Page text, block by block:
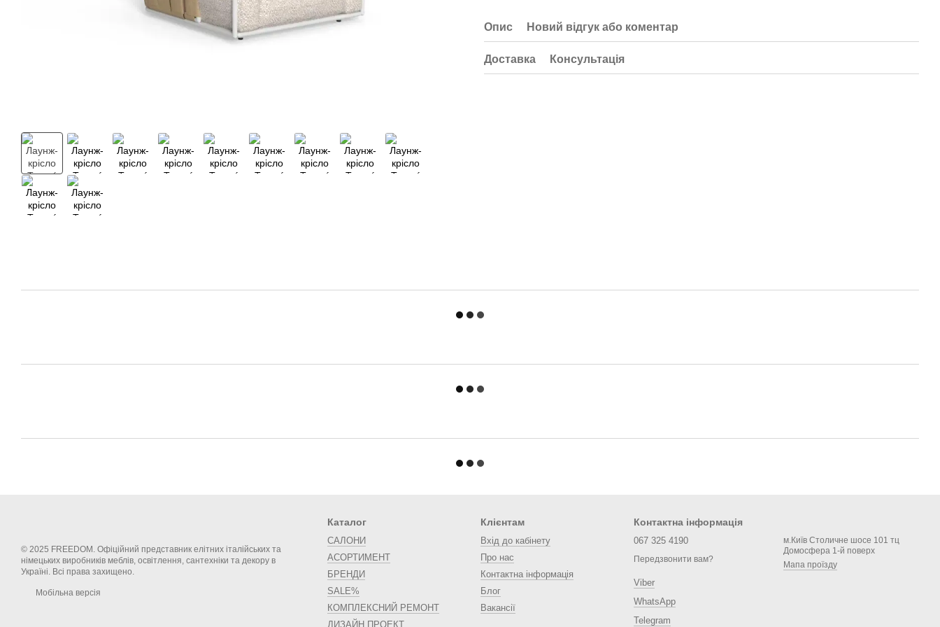
Опис Новий відгук або коментар
Доставка Консультація
© 2025 FREEDOM. Офіційний представник елітних італійських та
німецьких виробників меблів, освітлення, сантехніки та декору в
Україні. Всі права захищено.
Мобільна версія
Каталог
САЛОНИ
АСОРТИМЕНТ
БРЕНДИ
SALE%
КОМПЛЕКСНИЙ РЕМОНТ
ДИЗАЙН ПРОЕКТ
Клієнтам
Вхід до кабінету
Про нас
Контактна інформація
Блог
Вакансії
Контактна інформація
067 325 4190
Передзвонити вам?
Viber
WhatsApp
Telegram
м.Київ Столичне шосе 101 тц
Домосфера 1-й поверх
Мапа проїзду